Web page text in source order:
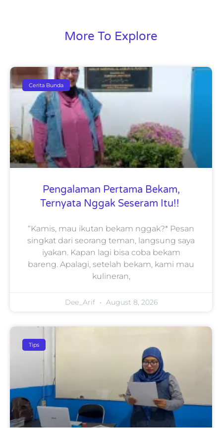
More To Explore
Cerita Bunda
Pengalaman Pertama Bekam,
Ternyata Nggak Seseram Itu!!
“Kamis, mau ikutan bekam nggak?* Pesan
singkat dari seorang teman, langsung saya
iyakan. Kapan lagi bisa coba bekam
bareng. Apalagi, setelah bekam, kami mau
kulineran,
Dee_Arif August 8, 2026
Tips